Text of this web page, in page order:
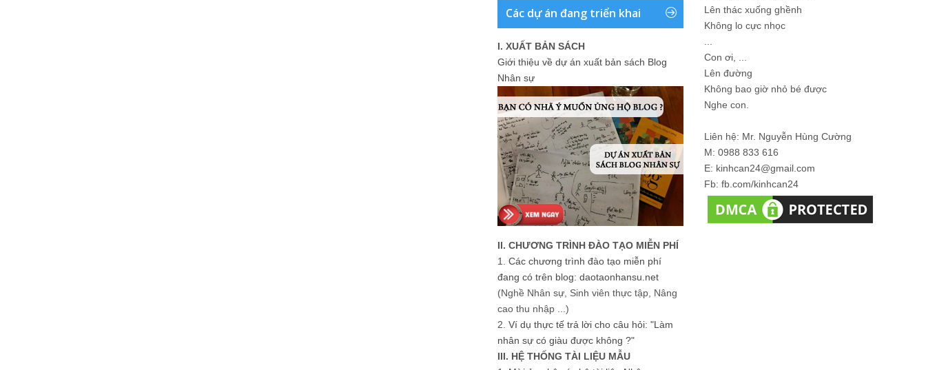
Các dự án đang triển khai
I. XUẤT BẢN SÁCH
Giới thiệu về dự án xuất bản sách Blog
Nhân sự
II. CHƯƠNG TRÌNH ĐÀO TẠO MIỄN PHÍ
1. Các chương trình đào tạo miễn phí
đang có trên blog: daotaonhansu.net
(Nghề Nhân sự, Sinh viên thực tập, Nâng
cao thu nhập ...)
2. Ví dụ thực tế trả lời cho câu hỏi: "Làm
nhân sự có giàu được không ?"
III. HỆ THỐNG TÀI LIỆU MẪU
Lên thác xuống ghềnh
Không lo cực nhọc
Con ơi, ...
Lên đường
Không bao giờ nhỏ bé được
Nghe con.
Liên hệ: Mr. Nguyễn Hùng Cường
M: 0988 833 616
E: kinhcan24@gmail.com
Fb: fb.com/kinhcan24